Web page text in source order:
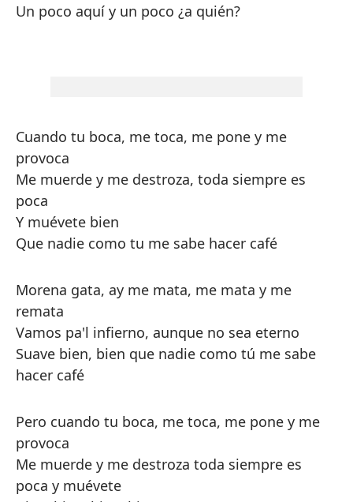
Un poco aquí y un poco ¿a quién?
Cuando tu boca, me toca, me pone y me
provoca
Me muerde y me destroza, toda siempre es
poca
Y muévete bien
Que nadie como tu me sabe hacer café
Morena gata, ay me mata, me mata y me
remata
Vamos pa'l infierno, aunque no sea eterno
Suave bien, bien que nadie como tú me sabe
hacer café
Pero cuando tu boca, me toca, me pone y me
provoca
Me muerde y me destroza toda siempre es
poca y muévete